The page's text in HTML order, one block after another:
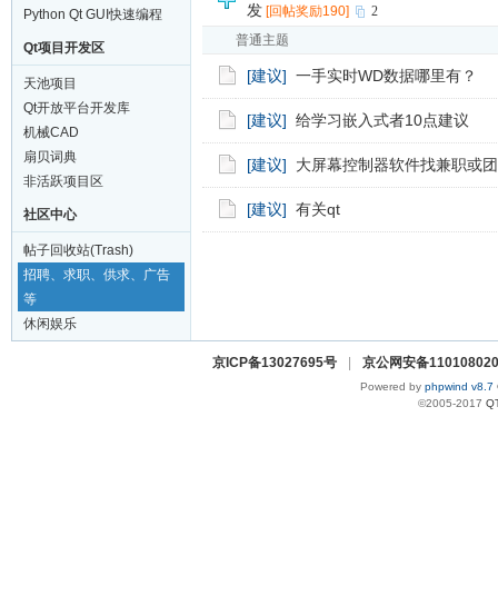
Python Qt GUI快速编程
Qt项目开发区
天池项目
Qt开放平台开发库
机械CAD
扇贝词典
非活跃项目区
社区中心
帖子回收站(Trash)
招聘、求职、供求、广告
等
休闲娱乐
发 [回帖奖励190]
2
普通主题
[建议] 一手实时WD数据哪里有？
[建议] 给学习嵌入式者10点建议
[建议] 大屏幕控制器软件找兼职或
[建议] 有关qt
京ICP备13027695号 京公网安备
Powered by phpwind v8.7
©2005-2017